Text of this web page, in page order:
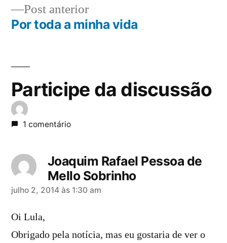
Post
Post anteriorPost
anterior:
Por toda a minha vida
Participe da discussão
1 comentário
Joaquim Rafael Pessoa de
Mello Sobrinho
diz:
julho 2, 2014 às 1:30 am
Oi Lula,
Obrigado pela notícia, mas eu gostaria de ver o